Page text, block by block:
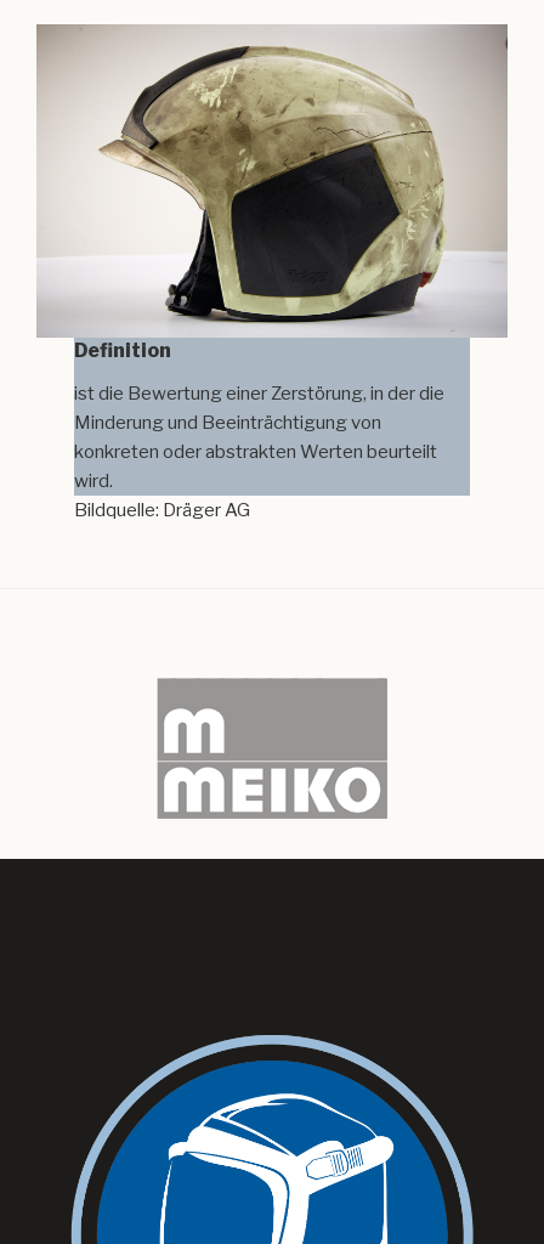
Definition
ist die Bewertung einer Zerstörung, in der die
Minderung und Beeinträchtigung von
konkreten oder abstrakten Werten beurteilt
wird.
Bildquelle: Dräger AG